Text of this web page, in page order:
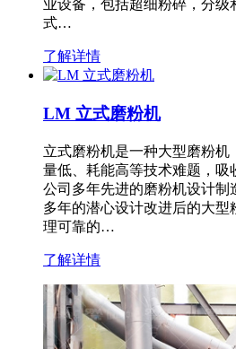
业设备，包括超细粉碎，分
式…
了解详情
LM 立式磨粉机
立式磨粉机是一种大型磨粉
量低、耗能高等技术难题，吸
公司多年先进的磨粉机设计制
多年的潜心设计改进后的大型
理可靠的…
了解详情